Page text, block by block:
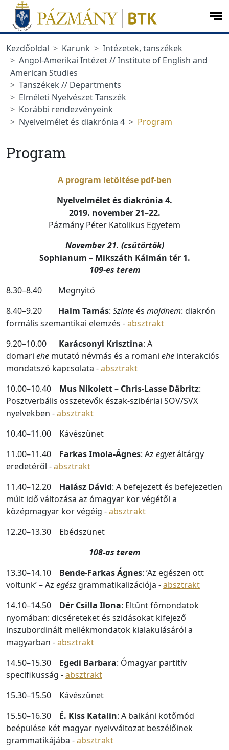
Ugrás a menüre
Ugrás a tartalomra
Kezdőoldal
Karunk
Intézetek, tanszékek
Angol-Amerikai Intézet // Institute of English and
American Studies
Tanszékek // Departments
Elméleti Nyelvészet Tanszék
Korábbi rendezvényeink
Nyelvelmélet és diakrónia 4
Program
Program
A program letöltése pdf-ben
Nyelvelmélet és diakrónia 4.
2019. november 21–22.
Pázmány Péter Katolikus Egyetem
November 21. (csütörtök)
Sophianum – Mikszáth Kálmán tér 1.
109-es terem
8.30–8.40 Megnyitó
8.40–9.20
Halm Tamás: Szinte és majdnem: diakrón
formális szemantikai elemzés -absztrakt
9.20–10.00
Karácsonyi Krisztina: A
domari ehe mutató névmás és a romani ehe interakciós
mondatszó kapcsolata -absztrakt
10.00–10.40
Mus Nikolett – Chris-Lasse Däbritz:
Posztverbális összetevők észak-szibériai SOV/SVX
nyelvekben -absztrakt
10.40–11.00 Kávészünet
11.00–11.40
Farkas Imola-Ágnes: Az egyetáltárgy
eredetéről -absztrakt
11.40–12.20
Halász Dávid: A befejezett és befejezetlen
múlt idő változása az ómagyar kor végétől a
középmagyar kor végéig -absztrakt
12.20–13.30 Ebédszünet
108-as terem
13.30–14.10
Bende-Farkas Ágnes: ’Az egészen ott
voltunk’ – Az egész grammatikalizációja -absztrakt
14.10–14.50
Dér Csilla Ilona: Eltűnt főmondatok
nyomában: dicséreteket és szidásokat kifejező
inszubordinált mellékmondatok kialakulásáról a
magyarban -absztrakt
14.50–15.30
Egedi Barbara: Ómagyar partitív
specifikusság -absztrakt
15.30–15.50 Kávészünet
15.50–16.30
É. Kiss Katalin: A balkáni kötőmód
beépülése két magyar nyelvváltozat beszélőinek
grammatikájába -absztrakt